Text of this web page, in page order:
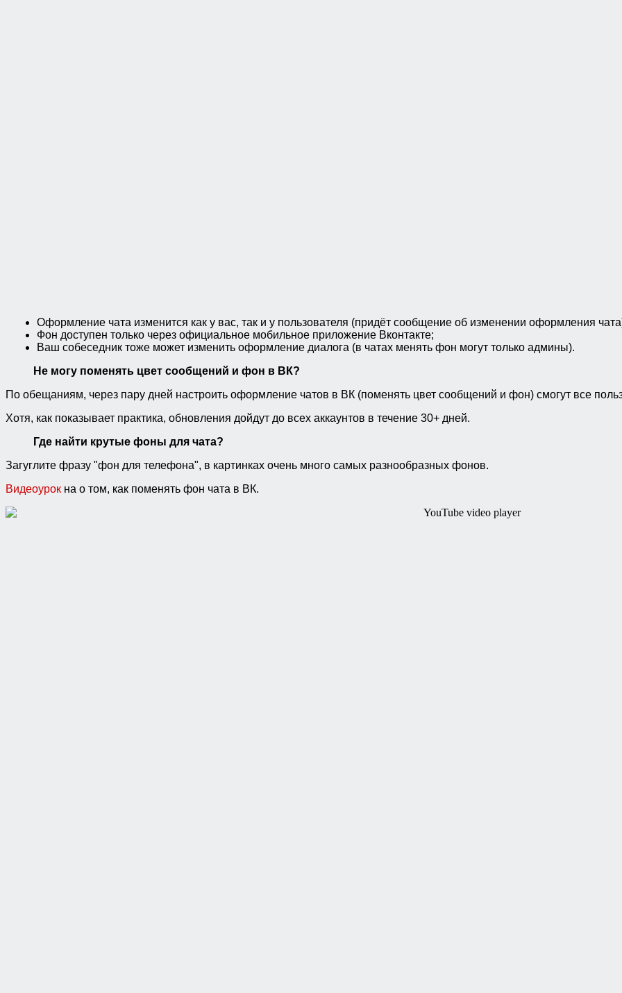
Оформление чата изменится как у вас, так и у пользователя (придёт сообщение об изменении оформления
Фон доступен только через официальное мобильное приложение Вконтакте;
Ваш собеседник тоже может изменить оформление диалога (в чатах менять фон могут только админы).
Не могу поменять цвет сообщений и фон в ВК?
По обещаниям, через пару дней настроить оформление чатов в ВК (поменять цвет сообщений и фон) смогут все
Хотя, как показывает практика, обновления дойдут до всех аккаунтов в течение 30+ дней.
Где найти крутые фоны для чата?
Загуглите фразу "фон для телефона", в картинках очень много самых разнообразных фонов.
Видеоурок на о том, как поменять фон чата в ВК.